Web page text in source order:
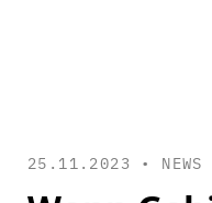
25.11.2023 • NEWS